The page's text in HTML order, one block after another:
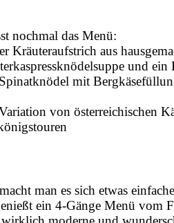
nochmal das Menü:
Kräuteraufstrich aus
und ein
mit
von österreichischen
man es sich etwas
ein 4-Gänge Menü vom